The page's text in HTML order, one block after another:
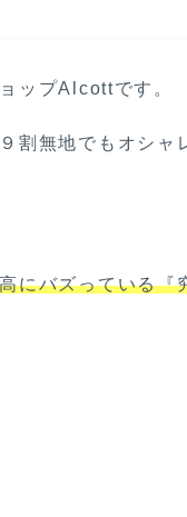
ップAlcottです。
割無地でもオシャ
にバズっている『